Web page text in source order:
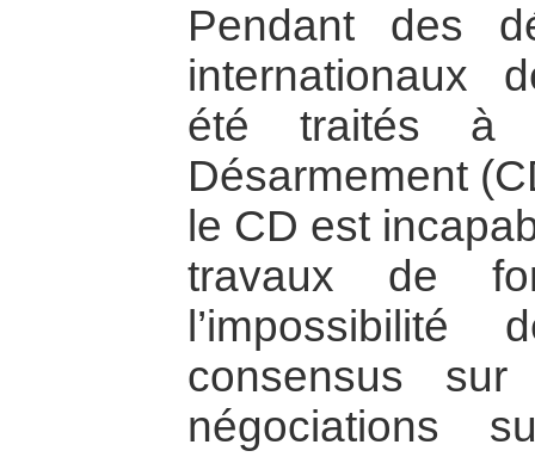
Pendant des
internationaux
été traités à
Désarmement
le CD est
travaux de
consensus
négociations